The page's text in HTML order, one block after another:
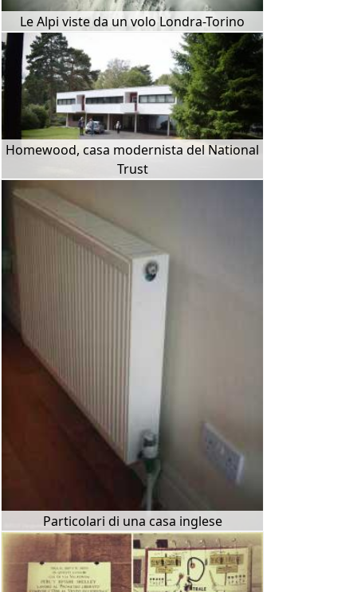
Le Alpi viste da un volo Londra-Torino
Homewood, casa modernista del National
Trust
Particolari di una casa inglese